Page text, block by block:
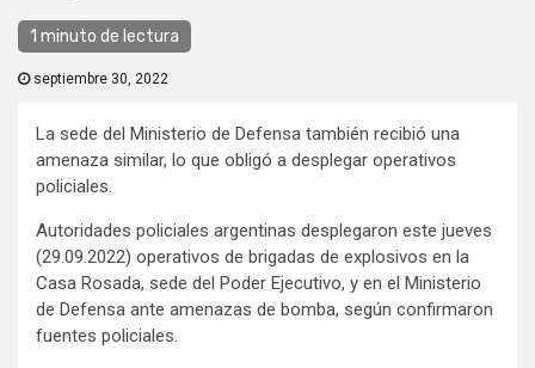
1 minuto de lectura
septiembre 30, 2022
La sede del Ministerio de Defensa también recibió una
amenaza similar, lo que obligó a desplegar operativos
policiales.
Autoridades policiales argentinas desplegaron este jueves
(29.09.2022) operativos de brigadas de explosivos en la
Casa Rosada, sede del Poder Ejecutivo, y en el Ministerio
de Defensa ante amenazas de bomba, según confirmaron
fuentes policiales.